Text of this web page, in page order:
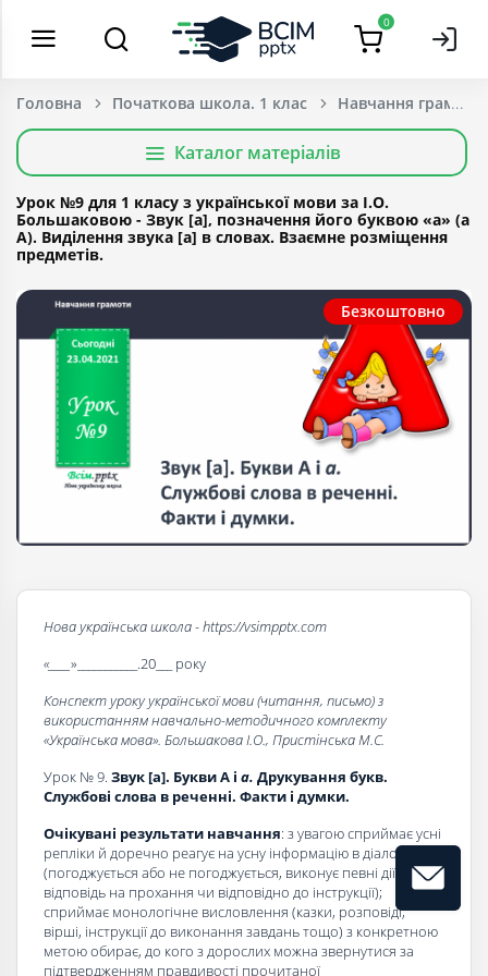
0
Головна Початкова школа. 1 клас Навчання грамоти
Каталог матеріалів
Урок №9 для 1 класу з української мови за І.О.
Большаковою - Звук [а], позначення його буквою «а» (а
А). Виділення звука [а] в словах. Взаємне розміщення
предметів.
Безкоштовно
Нова українська школа - https://vsimpptx.com
«____ »___________.20___ року
Конспект уроку української мови (читання, письмо) з
використанням навчально-методичного комплекту
«Українська мова». Большакова І.О., Пристінська М.С.
Урок № 9. Звук [а]. Букви А і а. Друкування букв.
Службові слова в реченні. Факти і думки.
Очікувані результати навчання: з увагою сприймає усні
репліки й доречно реагує на усну інформацію в діалозі
(погоджується або не погоджується, виконує певні дії у
відповідь на прохання чи відповідно до інструкції);
сприймає монологічне висловлення (казки, розповіді,
вірші, інструкції до виконання завдань тощо) з конкретною
метою обирає, до кого з дорослих можна звернутися за
підтвердженням правдивості прочитаної